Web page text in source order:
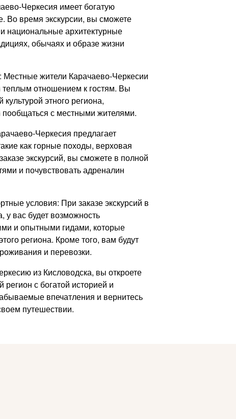
Черкесия имеет богатую
Во время экскурсии, вы сможете
национальные архитектурные
обычаях и образе жизни
жители Карачаево-Черкесии
теплым отношением к гостям. Вы
этного региона,
с местными жителями.
Черкесия предлагает
как горные походы, верховая
экскурсий, вы сможете в полной
и почувствовать адреналин
условия: При заказе экскурсий в
у вас будет возможность
и опытными гидами, которые
региона. Кроме того, вам будут
и перевозки.
из Кисловодска, вы откроете
с богатой историей и
впечатления и вернитесь
путешествии.